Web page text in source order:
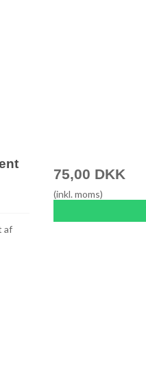
af
75,00 DKK
(inkl. moms)